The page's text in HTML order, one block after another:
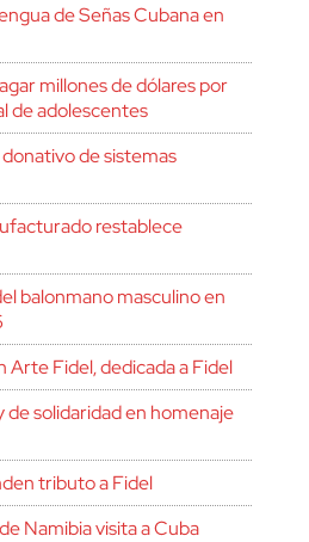
de Señas Cubana en
millones de dólares por
de adolescentes
de sistemas
restablece
balonmano masculino en
Arte Fidel, dedicada a Fidel
solidaridad en homenaje
tributo a Fidel
Namibia visita a Cuba